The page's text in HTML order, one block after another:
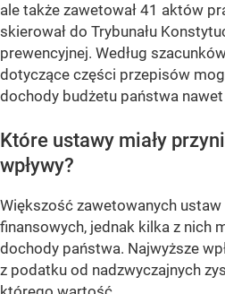
ale także zawetował 41 aktów
skierował do Trybunału
prewencyjnej. Według
dotyczące części przepisów
dochody budżetu państwa nawet
Które ustawy miały
wpływy?
Większość zawetowanych ustaw
finansowych, jednak kilka z nich
dochody państwa. Najwyższe
z podatku od nadzwyczajnych